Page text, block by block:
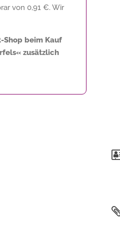
von 0,91 €. Wir
Shop beim Kauf
zusätzlich